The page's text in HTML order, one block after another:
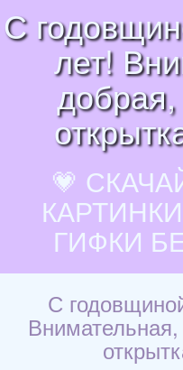
С
лет!
💗
ГИФКИ
С